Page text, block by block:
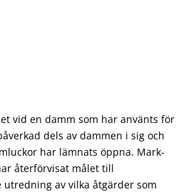
vid en damm som har använts för
dels av dammen i sig och
har lämnats öppna. Mark-
återförvisat målet till
av vilka åtgärder som